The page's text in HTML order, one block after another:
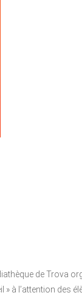
de Trova
à l’attention des